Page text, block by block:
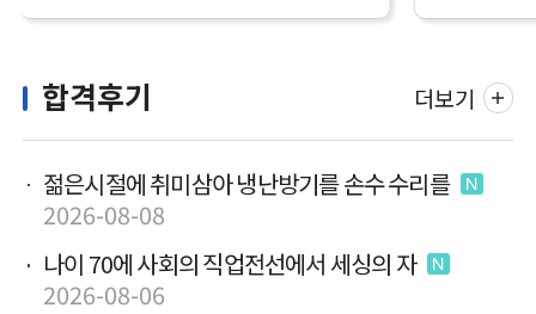
합격후기 더보기
젊은시절에 취미삼아 냉난방기를 손수 수리를
2026-08-08
나이 70에 사회의 직업전선에서 세싱의 자
2026-08-06